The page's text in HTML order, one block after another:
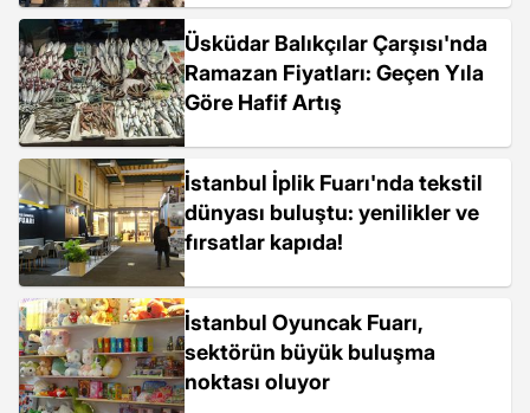
Üsküdar Balıkçılar Çarşısı'nda
Ramazan Fiyatları: Geçen Yıla
Göre Hafif Artış
İstanbul İplik Fuarı'nda tekstil
dünyası buluştu: yenilikler ve
fırsatlar kapıda!
İstanbul Oyuncak Fuarı,
sektörün büyük buluşma
noktası oluyor